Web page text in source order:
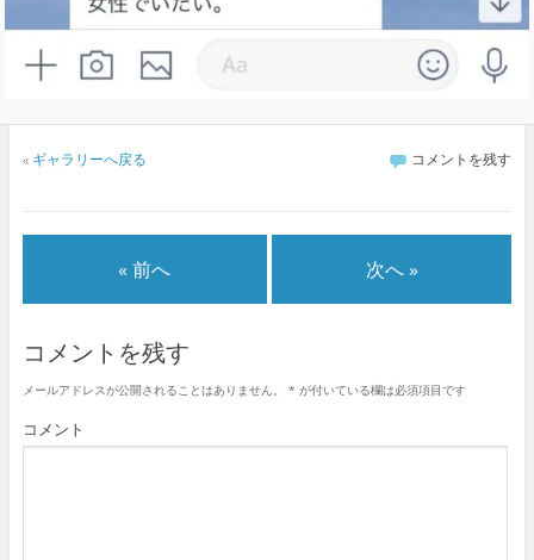
« ギャラリーへ戻る コメントを残す
« 前へ 次へ »
コメントを残す
メールアドレスが公開されることはありません。 * が付いている欄は必須項目です
コメント